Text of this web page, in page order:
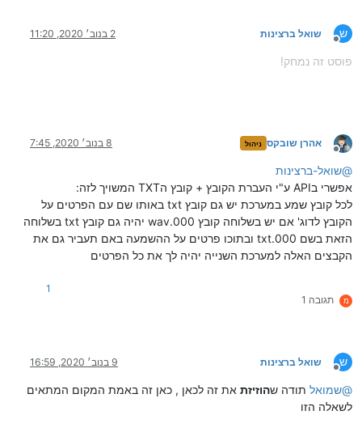
ש
מנותק
שואל ברצינות 2 בנוב׳ 2020, 11:20
פוסט זה נמחק!
מנותק
אהרן שובקס ניהול 8 בנוב׳ 2020, 7:45
@שואל-ברצינות
אפשרי בAPI ע"י העברת הקובץ + קובץ הTXT המשויך לזה:
לכל קובץ שמע במערכת יש גם קובץ txt באותו שם עם הפרטים על
הקובץ לדוג' אם יש בשלוחה קובץ 000.wav יהיה גם קובץ txt בשלוחה
הזאת בשם 000.txt ובתוכו פרטים על ההשמעה באם תעביר גם את
הקבצים האלה למערכת השנייה יהיה לך את כל הפרטים
מ תגובה 1
1
ש
מנותק
שואל ברצינות 9 בנוב׳ 2020, 16:59
@שמואל תודה שהוזיזת את זה לכאן , כאן זה באמת המקום המתאים
לשאלה הזו